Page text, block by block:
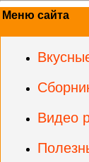
Меню сайта
Видео